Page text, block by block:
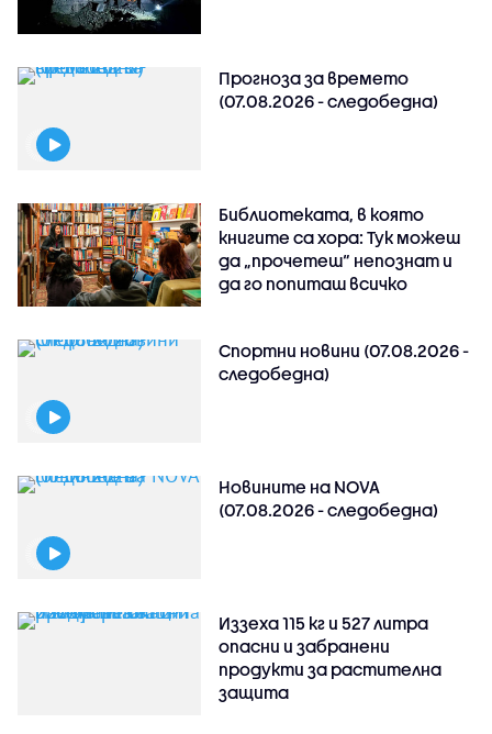
Прогноза за времето
(07.08.2026 - следобедна)
Библиотеката, в която
книгите са хора: Тук можеш
да „прочетеш“ непознат и
да го попиташ всичко
Спортни новини (07.08.2026 -
следобедна)
Новините на NOVA
(07.08.2026 - следобедна)
Иззеха 115 кг и 527 литра
опасни и забранени
продукти за растителна
защита